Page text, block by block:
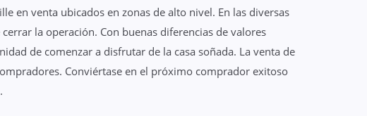
en venta ubicados en zonas de alto nivel. En las diversas
la operación. Con buenas diferencias de valores
de comenzar a disfrutar de la casa soñada. La venta de
Conviértase en el próximo comprador exitoso